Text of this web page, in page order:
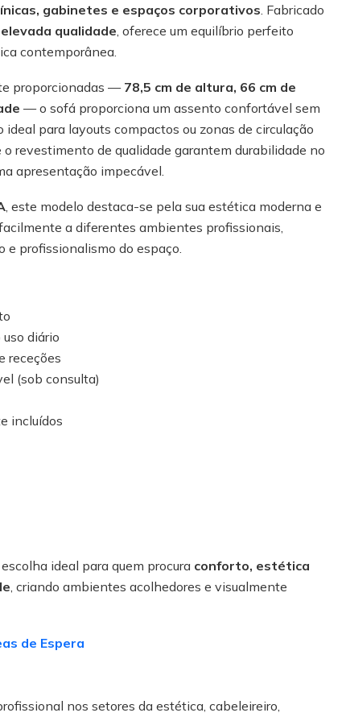
gabinetes e espaços corporativos . Fabricado
qualidade , oferece um equilíbrio perfeito
contemporânea.
proporcionadas — 78,5 cm de altura, 66 cm de
— o sofá proporciona um assento confortável sem
ideal para layouts compactos ou zonas de circulação
revestimento de qualidade garantem durabilidade no
apresentação impecável.
, este modelo destaca-se pela sua estética moderna e
a diferentes ambientes profissionais,
e profissionalismo do espaço.
diário
receções
(sob consulta)
incluídos
ideal para quem procura conforto, estética
, criando ambientes acolhedores e visualmente
de Espera
nos setores da estética, cabeleireiro,